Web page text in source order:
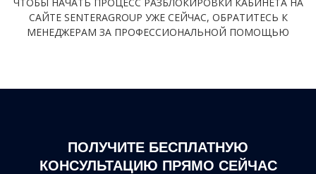
САЙТЕ SENTERAGROUP УЖЕ СЕЙЧАС, ОБРАТИТЕСЬ К
МЕНЕДЖЕРАМ ЗА ПРОФЕССИОНАЛЬНОЙ ПОМОЩЬЮ
ПОЛУЧИТЕ БЕСПЛАТНУЮ
КОНСУЛЬТАЦИЮ ПРЯМО СЕЙЧАС